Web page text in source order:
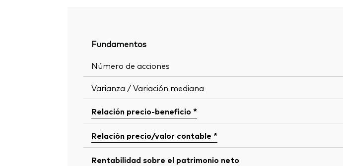
Fundamentos
Número de acciones
Varianza / Variación mediana
Relación precio-beneficio *
Relación precio/valor contable *
Rentabilidad sobre el patrimonio neto